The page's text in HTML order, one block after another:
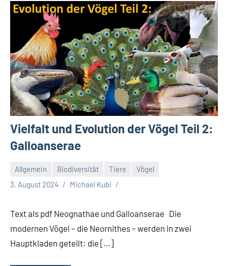
Vielfalt und Evolution der Vögel Teil 2:
Galloanserae
Allgemein Biodiversität Tiere
Vögel
3. August 2024
Michael Kubi
Text als pdf Neognathae und Galloanserae Die
modernen Vögel – die Neornithes – werden in zwei
Hauptkladen geteilt: die […]